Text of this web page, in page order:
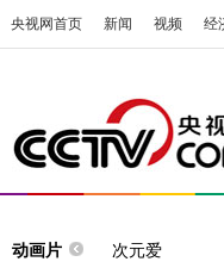
央视网首页 新闻 视频 经
动画片 次元爱